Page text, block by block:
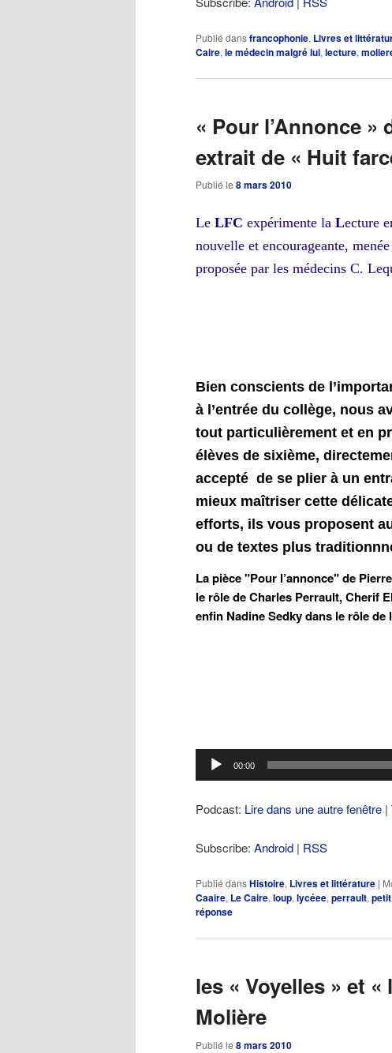
Publié dansfrancophonie, Livres et
Caire, le médecin malgré lui, lecture,
« Pour l’Annonce »
extrait de « Huit
Publié le 8 mars 2010
Le LFC expérimente la Lecture
nouvelle et encourageante,
proposée par les médecins C.
Bien conscients de
à l’entrée du collège, nous
tout particulièrement et en
élèves de sixième,
accepté de se plier à un
mieux maîtriser cette
efforts, ils vous proposent
ou de textes plus
La pièce "Pour l’annonce" de
le rôle de Charles Perrault, Cherif
enfin Nadine Sedky dans le rôle
Lecteur
audio
00:00
Podcast: Lire dans une autre fenêtre |
Subscribe: Android | RSS
Publié dansHistoire, Livres et littérature |
Caaire, Le Caire, loup, lycéee, perrault,
réponse
les « Voyelles » et
Molière
Publié le 8 mars 2010